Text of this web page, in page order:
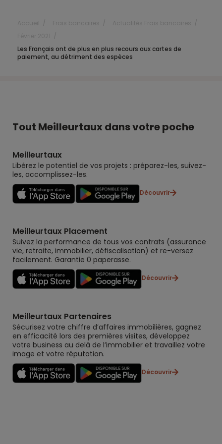
Les Français ont de plus en plus recours aux cartes de
paiement, au détriment des espèces
Tout Meilleurtaux dans votre poche
Meilleurtaux
Libérez le potentiel de vos projets : préparez-les, suivez-
les, accomplissez-les.
Découvrir
Meilleurtaux Placement
Suivez la performance de tous vos contrats (assurance
vie, retraite, immobilier, défiscalisation) et re-versez
facilement. Garantie 0 paperasse.
Découvrir
Meilleurtaux Partenaires
Sécurisez votre chiffre d’affaires immobilières, gagnez
en efficacité lors des premières visites, développez
votre business au delà de l’immobilier et travaillez votre
image et votre réputation.
Découvrir